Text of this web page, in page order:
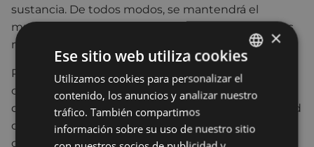
sustancia. De todos modos, se mantendrá el
muestreo durante los próximos días, tomando dos
muestras al día", aseguran.
Por último, se informa de que el Gobierno Vasco ha
colocado esta misma mañana en la parte superior
de Txaltxa Zelai una furgoneta que medirá la calidad
del aire del entorno para obtener datos más
certeros, tras el humo originado por el incendio del
BASQUE
SPANISH
×
Ese sitio web utiliza cookies
Utilizamos cookies para personalizar el
contenido, los anuncios y analizar nuestro
tráfico. También compartimos
información sobre su uso de nuestro sitio